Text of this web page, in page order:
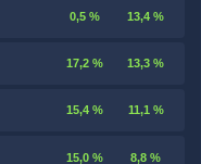
0,5 % 13,4 %
17,2 % 13,3 %
15,4 % 11,1 %
15,0 % 8,8 %